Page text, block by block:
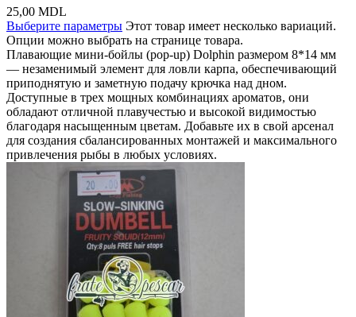
25,00 MDL
Выберите параметры Этот товар имеет несколько вариаций.
Опции можно выбрать на странице товара.
Плавающие мини-бойлы (pop-up) Dolphin размером 8*14 мм
— незаменимый элемент для ловли карпа, обеспечивающий
приподнятую и заметную подачу крючка над дном.
Доступные в трех мощных комбинациях ароматов, они
обладают отличной плавучестью и высокой видимостью
благодаря насыщенным цветам. Добавьте их в свой арсенал
для создания сбалансированных монтажей и максимального
привлечения рыбы в любых условиях.